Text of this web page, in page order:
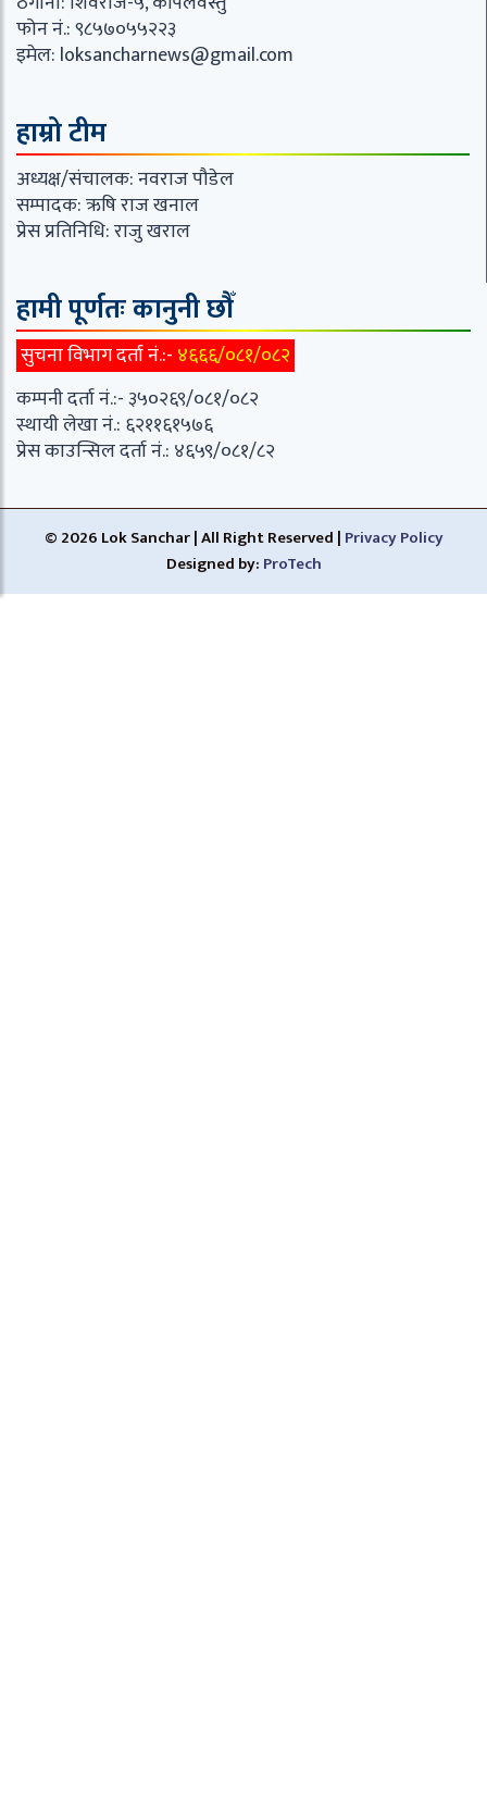
फोन नं.: ९८५७०५५२२३
इमेल: loksancharnews@gmail.com
हाम्रो टीम
अध्यक्ष/संचालक: नवराज पौडेल
सम्पादक: ऋषि राज खनाल
प्रेस प्रतिनिधि: राजु खराल
हामी पूर्णतः कानुनी छौँ
सुचना विभाग दर्ता नं.:- ४६६६/०८१/०८२
कम्पनी दर्ता नं.:- ३५०२६९/०८१/०८२
स्थायी लेखा नं.: ६२११६१५७६
प्रेस काउन्सिल दर्ता नं.: ४६५९/०८१/८२
© 2026 Lok Sanchar | All Right Reserved | Privacy Policy
Designed by: ProTech